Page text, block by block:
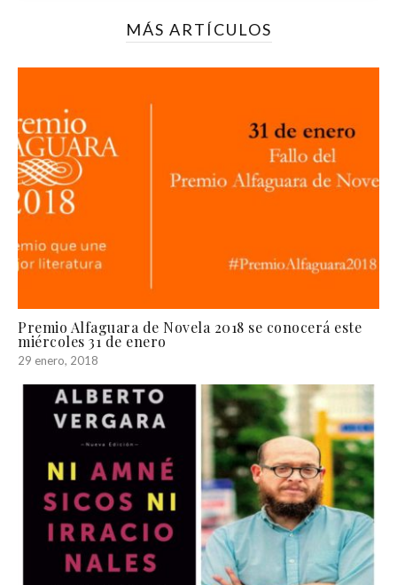
MÁS ARTÍCULOS
Premio Alfaguara de Novela 2018 se conocerá este
miércoles 31 de enero
29 enero, 2018